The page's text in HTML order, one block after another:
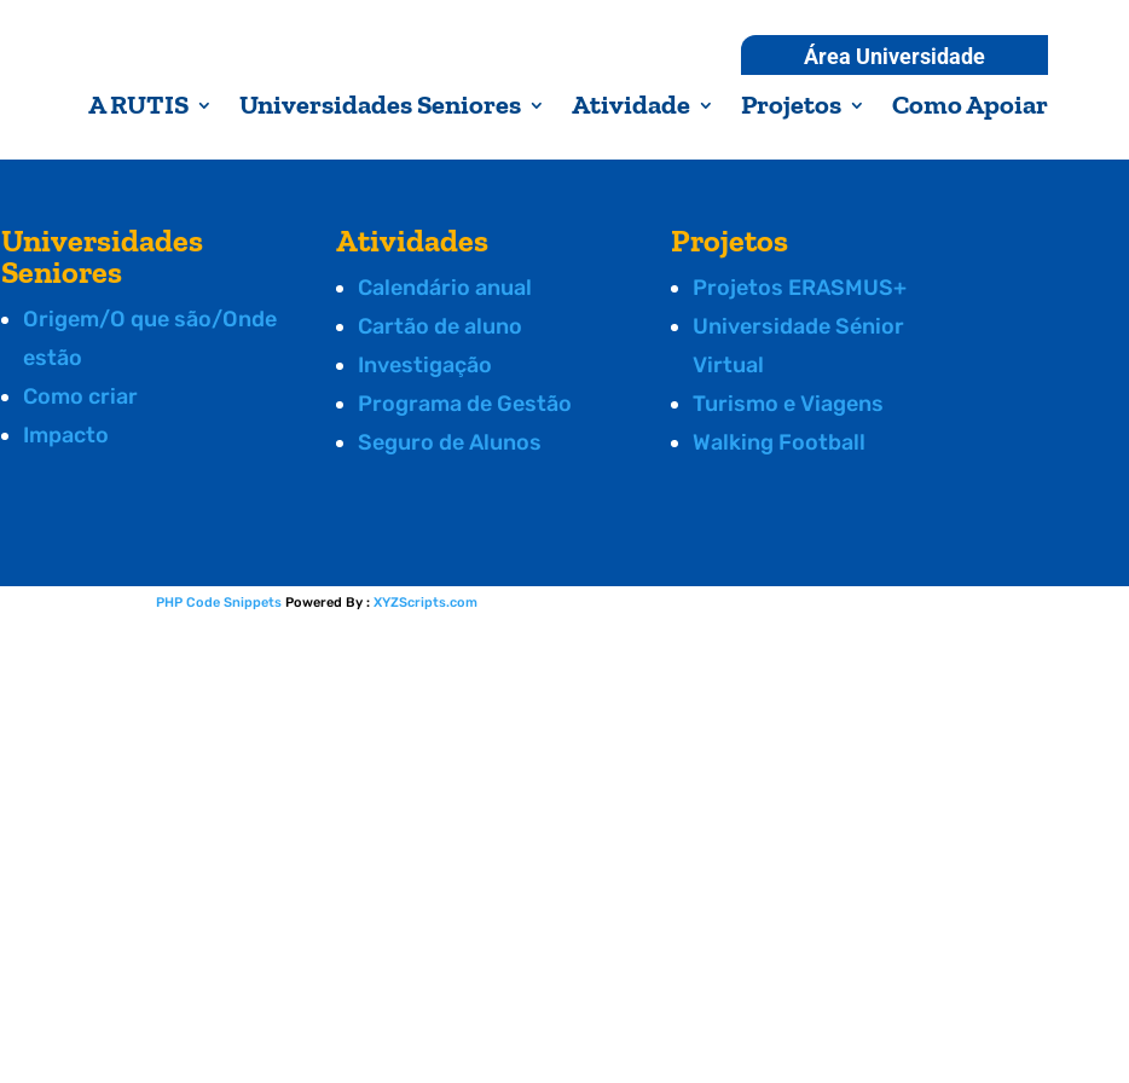
Área Universidade
A RUTIS Universidades Seniores Atividade Projetos Como Apoiar
Universidades
Seniores
Origem/O que são/Onde
estão
Como criar
Impacto
Atividades
Calendário anual
Cartão de aluno
Investigação
Programa de Gestão
Seguro de Alunos
Projetos
Projetos ERASMUS+
Universidade Sénior
Virtual
Turismo e Viagens
Walking Football
PHP Code Snippets Powered By : XYZScripts.com